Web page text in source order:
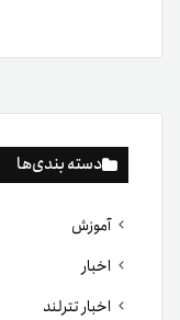
دسته بندی‌ها
آموزش
اخبار
اخبار تترلند